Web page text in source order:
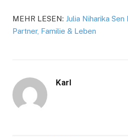
MEHR LESEN: Julia Niharika
Partner, Familie & Leben
Karl